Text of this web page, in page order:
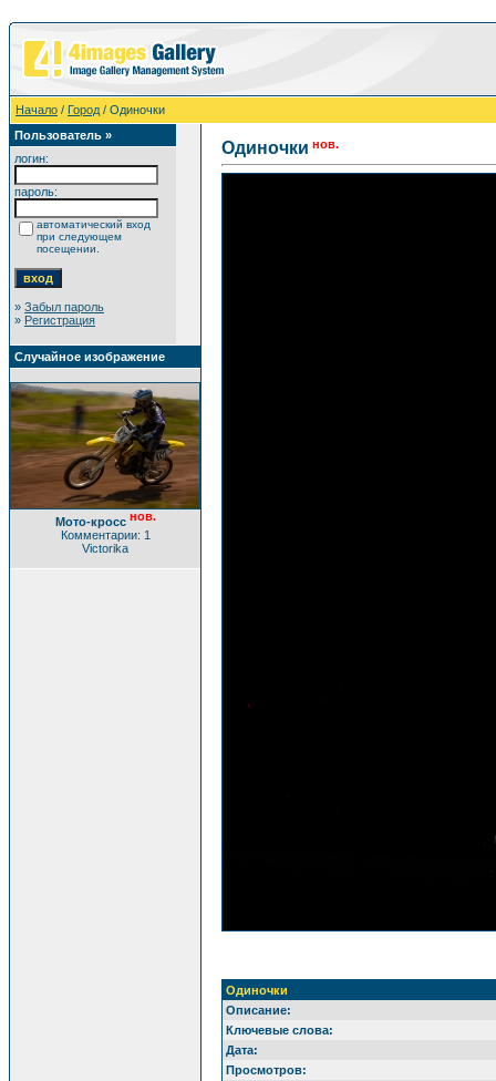
Начало / Город / Одиночки
Пользователь »
логин:
пароль:
автоматический вход
при следующем
посещении.
» Забыл пароль
» Регистрация
Случайное изображение
Мото-кросс нов.
Комментарии: 1
Victorika
Одиночки нов.
Одиночки
Описание:
Ключевые слова:
Дата:
Просмотров: